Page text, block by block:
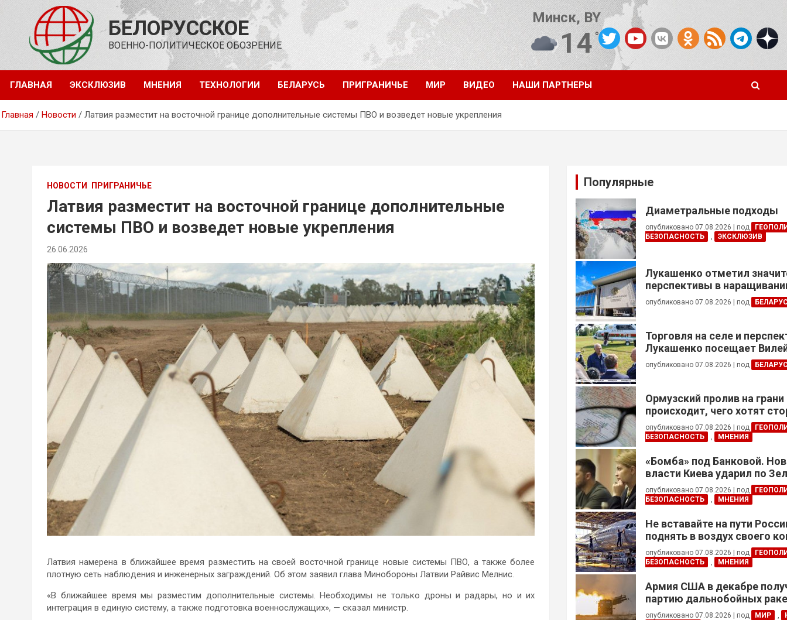
содержимому
БЕЛОРУССКОЕ
ВОЕННО-ПОЛИТИЧЕСКОЕ ОБОЗРЕНИЕ
Минск, BY
14°C
Погода от OpenWeatherMap
ГЛАВНАЯ ЭКСКЛЮЗИВ МНЕНИЯ ТЕХНОЛОГИИ БЕЛАРУСЬ ПРИГРАНИЧЬЕ МИР ВИДЕО НАШИ ПАРТНЕРЫ
Главная Новости Латвия разместит на восточной границе дополнительные системы ПВО и возведет новые укрепления
НОВОСТИ ПРИГРАНИЧЬЕ
Латвия разместит на восточной границе дополнительные
системы ПВО и возведет новые укрепления
26.06.2026
Латвия намерена в ближайшее время разместить на своей восточной границе новые системы ПВО, а также более
плотную сеть наблюдения и инженерных заграждений. Об этом заявил глава Минобороны Латвии Райвис Мелнис.
«В ближайшее время мы разместим дополнительные системы. Необходимы не только дроны и радары, но и их
интеграция в единую систему, а также подготовка военнослужащих», — сказал министр.
Популярные
Диаметральные подходы
опубликовано 07.08.2026 под
БЕЗОПАСНОСТЬ
, ЭКСКЛЮЗИВ
Лукашенко отметил
перспективы в
реализации проектов с
опубликовано 07.08.2026 под
Торговля на селе и
Лукашенко посещает
опубликовано 07.08.2026 под
Ормузский пролив на
происходит, чего хотят
это приведет?
опубликовано 07.08.2026 под
БЕЗОПАСНОСТЬ
, МНЕНИЯ
«Бомба» под Банковой.
власти Киева ударил по
опубликовано 07.08.2026 под
БЕЗОПАСНОСТЬ
, МНЕНИЯ
Не вставайте на пути
поднять в воздух своего
опубликовано 07.08.2026 под
БЕЗОПАСНОСТЬ
, МНЕНИЯ
Армия США в декабре
партию дальнобойных
примененных против Ирана
опубликовано 07.08.2026 под МИР ,